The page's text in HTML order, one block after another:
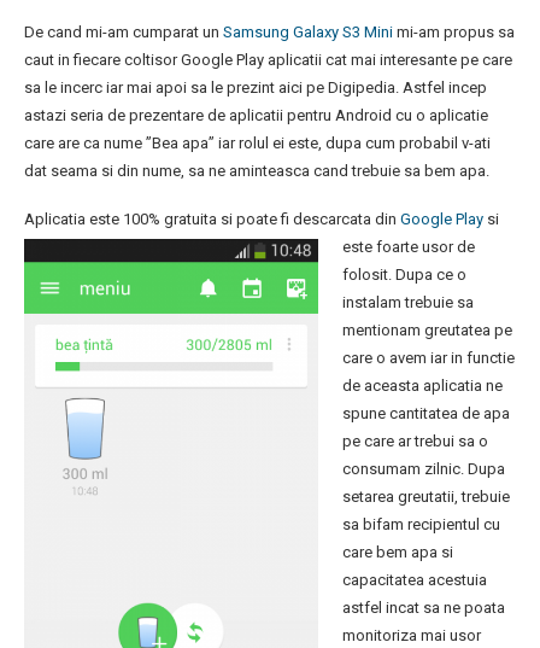
De cand mi-am cumparat un Samsung Galaxy S3 Mini mi-am propus sa
caut in fiecare coltisor Google Play aplicatii cat mai interesante pe care
sa le incerc iar mai apoi sa le prezint aici pe Digipedia. Astfel incep
astazi seria de prezentare de aplicatii pentru Android cu o aplicatie
care are ca nume ”Bea apa” iar rolul ei este, dupa cum probabil v-ati
dat seama si din nume, sa ne aminteasca cand trebuie sa bem apa.
Aplicatia este 100% gratuita si poate fi descarcata din Google Play si
este foarte usor de
folosit. Dupa ce o
instalam trebuie sa
mentionam greutatea pe
care o avem iar in functie
de aceasta aplicatia ne
spune cantitatea de apa
pe care ar trebui sa o
consumam zilnic. Dupa
setarea greutatii, trebuie
sa bifam recipientul cu
care bem apa si
capacitatea acestuia
astfel incat sa ne poata
monitoriza mai usor